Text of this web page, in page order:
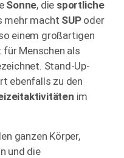
Sonne, die sportliche
mehr macht SUPoder
einem großartigen
Menschen als
Stand-Up-
ebenfalls zu den
im
ganzen Körper,
und die